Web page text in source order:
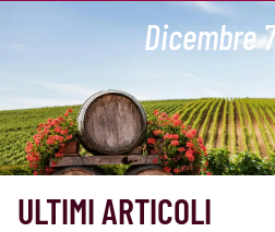
Dicembre
ULTIMI ARTICOLI